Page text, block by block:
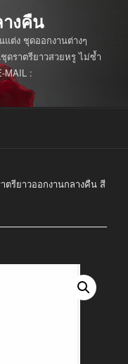
งคืน
ต่ง ชุดออกงานต่างๆ
ดราตรียาวสวยหรู ไม่ซ้ำ
MAIL :
ตรียาวออกงานกลางคืน สี